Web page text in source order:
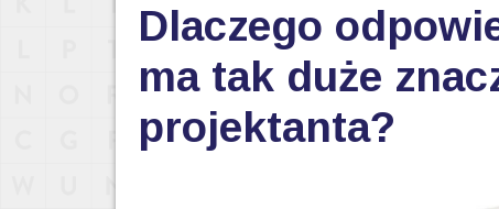
Dlaczego
ma tak duże
projektanta?